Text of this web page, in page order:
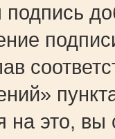
на это,